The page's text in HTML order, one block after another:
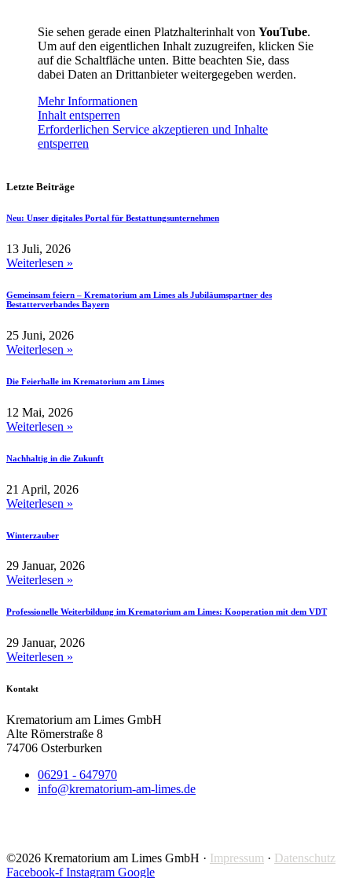
Sie sehen gerade einen Platzhalterinhalt von YouTube.
Um auf den eigentlichen Inhalt zuzugreifen, klicken Sie
auf die Schaltfläche unten. Bitte beachten Sie, dass
dabei Daten an Drittanbieter weitergegeben werden.
Mehr Informationen
Inhalt entsperren
Erforderlichen Service akzeptieren und Inhalte
entsperren
Letzte Beiträge
Neu: Unser digitales Portal für Bestattungsunternehmen
13 Juli, 2026
Weiterlesen »
Gemeinsam feiern – Krematorium am Limes als Jubiläumspartner des
Bestatterverbandes Bayern
25 Juni, 2026
Weiterlesen »
Die Feierhalle im Krematorium am Limes
12 Mai, 2026
Weiterlesen »
Nachhaltig in die Zukunft
21 April, 2026
Weiterlesen »
Winterzauber
29 Januar, 2026
Weiterlesen »
Professionelle Weiterbildung im Krematorium am Limes: Kooperation mit dem VDT
29 Januar, 2026
Weiterlesen »
Kontakt
Krematorium am Limes GmbH
Alte Römerstraße 8
74706 Osterburken
06291 - 647970
info@krematorium-am-limes.de
©2026 Krematorium am Limes GmbH · Impressum · Datenschutz
Facebook-f Instagram Google